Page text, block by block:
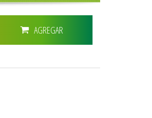
AGREGAR